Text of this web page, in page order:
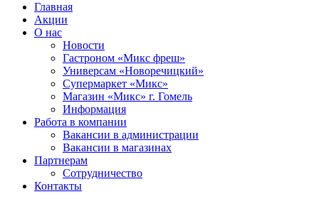
Главная
Акции
О нас
Новости
Гастроном «Микс фреш»
Универсам «Новоречицкий»
Супермаркет «Микс»
Магазин «Микс» г. Гомель
Информация
Работа в компании
Вакансии в администрации
Вакансии в магазинах
Партнерам
Сотрудничество
Контакты